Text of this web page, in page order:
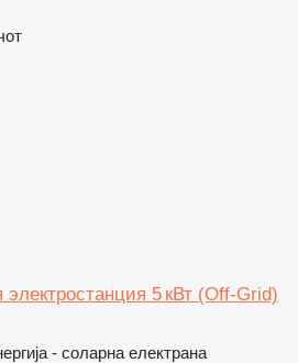
5 кВт (Off-Grid)
- соларна електрана